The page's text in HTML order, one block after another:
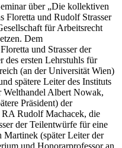
über „Die kollektiven
Floretta und Rudolf Strasser
für Arbeitsrecht
Dem
Floretta und Strasserder
des ersten Lehrstuhls für
(an der Universität Wien)
spätere Leiter des Instituts
Welthandel Albert Nowak,
Präsident) der
RA Rudolf Machacek, die
der Teilentwürfe für eine
Martinek (später Leiter der
und Honorarprofessor an